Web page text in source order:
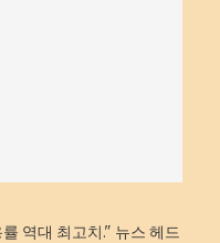
역대 최고치." 뉴스 헤드